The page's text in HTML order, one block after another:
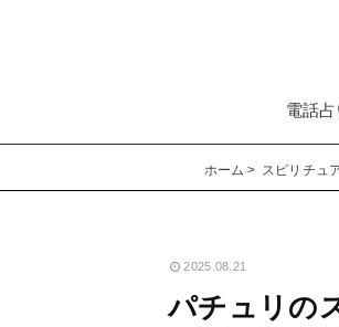
電話占
ホーム スピリチュ
2025.08.21
パチュリの